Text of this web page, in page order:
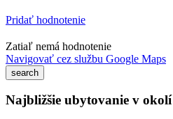
Pridať hodnotenie
Zatiaľ nemá hodnotenie
Navigovať cez službu Google Maps
Najbližšie ubytovanie v okolí